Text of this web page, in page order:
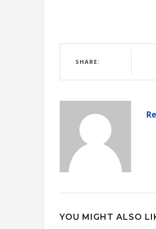
SHARE:
YOU MIGHT ALSO